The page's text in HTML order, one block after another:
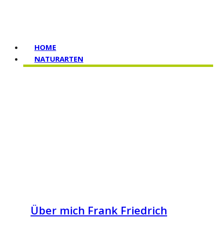
HOME
NATURARTEN
Über mich Frank Friedrich